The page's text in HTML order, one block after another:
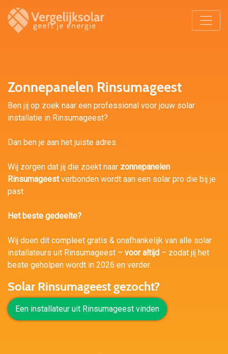
Zonnepanelen Rinsumageest
Ben jij op zoek naar een professional voor jouw solar
installatie in Rinsumageest?
Dan ben je aan het juiste adres.
Wij zorgen dat jij die zoekt naar zonnepanelen
Rinsumageestverbonden wordt aan een solar pro die bij je
past.
Het beste gedeelte?
Wij doen dit compleet gratis & onafhankelijk van alle solar
installateurs uit Rinsumageest – voor altijd – zodat jij het
beste geholpen wordt in 2026 en verder.
Solar Rinsumageest gezocht?
Een installateur uit Rinsumageest vinden